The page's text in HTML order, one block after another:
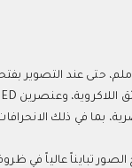
بما في ذلك